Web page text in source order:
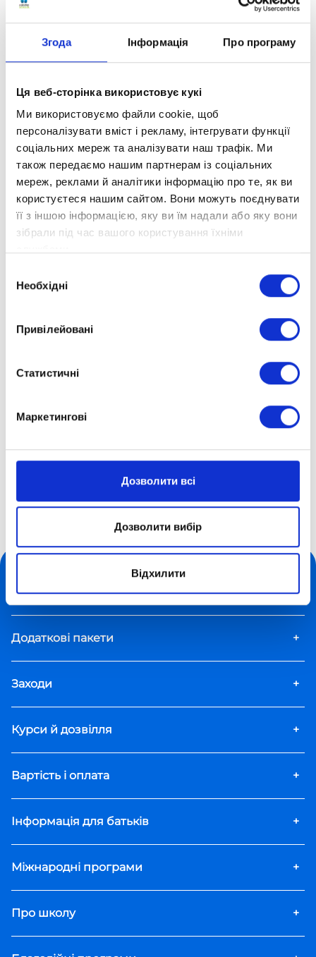
Згода Інформація Про програму
Ця веб-сторінка використовує кукі
Ми використовуємо файли cookie, щоб
персоналізувати вміст і рекламу, інтегрувати функції
соціальних мереж та аналізувати наш трафік. Ми
також передаємо нашим партнерам із соціальних
мереж, реклами й аналітики інформацію про те, як ви
користуєтеся нашим сайтом. Вони можуть поєднувати
її з іншою інформацією, яку ви їм надали або яку вони
зібрали під час вашого користування їхніми
згоди
Необхідні
Привілейовані
Статистичні
Маркетингові
Дозволити всі
Дозволити вибір
Відхилити
спортивну форму дівчинки, впевненість у собі,
Фрідріх Аліса
Форми навчання +
Додаткові пакети +
Заходи +
Курси й дозвілля +
Вартість і оплата +
Інформація для батьків +
Міжнародні програми +
Про школу +